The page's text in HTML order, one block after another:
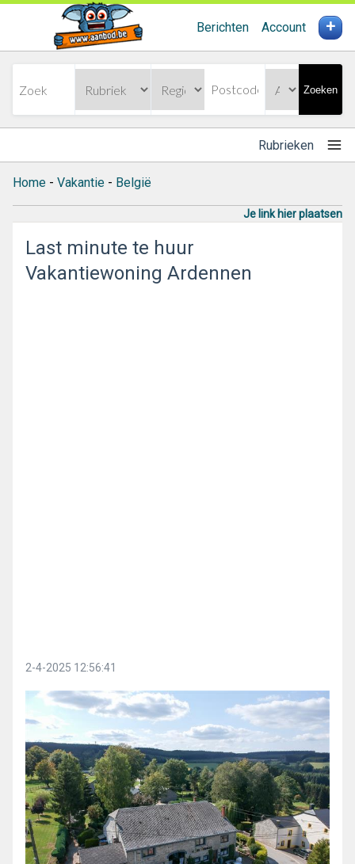
Berichten Account +
Zoeken
Rubrieken
Home - Vakantie - België
Je link hier plaatsen
Last minute te huur
Vakantiewoning Ardennen
2-4-2025 12:56:41